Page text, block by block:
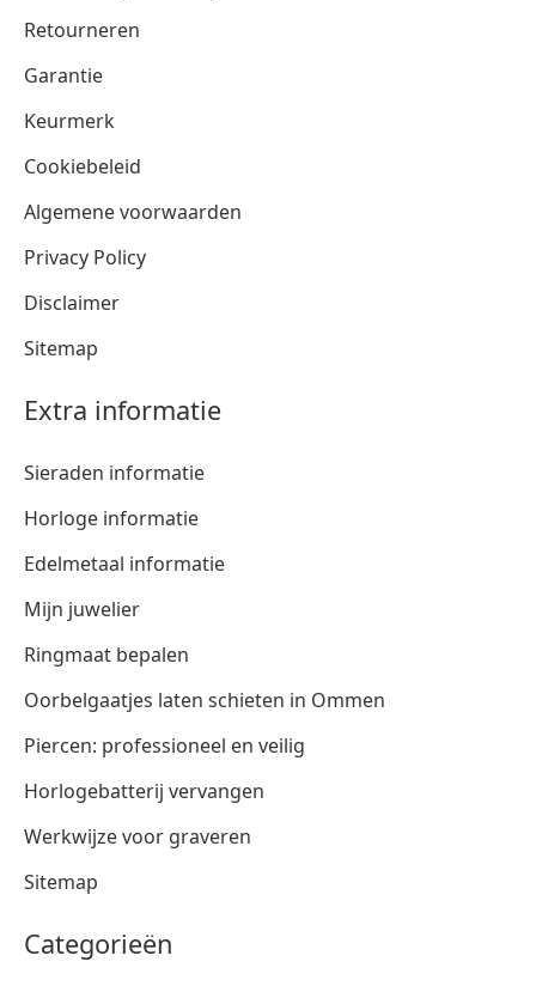
Retourneren
Garantie
Keurmerk
Cookiebeleid
Algemene voorwaarden
Privacy Policy
Disclaimer
Sitemap
Extra informatie
Sieraden informatie
Horloge informatie
Edelmetaal informatie
Mijn juwelier
Ringmaat bepalen
Oorbelgaatjes laten schieten in Ommen
Piercen: professioneel en veilig
Horlogebatterij vervangen
Werkwijze voor graveren
Sitemap
Categorieën